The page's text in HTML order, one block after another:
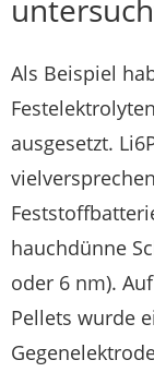
Als Beispiel
ausgesetzt.
hauchdünne
oder 6 nm).
Pellets wurde